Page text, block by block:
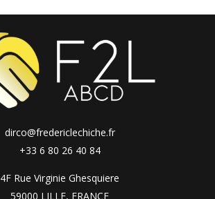
dirco@fredericlechiche.fr
+33 6 80 26 40 84
4F Rue Virginie Ghesquiere
59000 LILLE, FRANCE